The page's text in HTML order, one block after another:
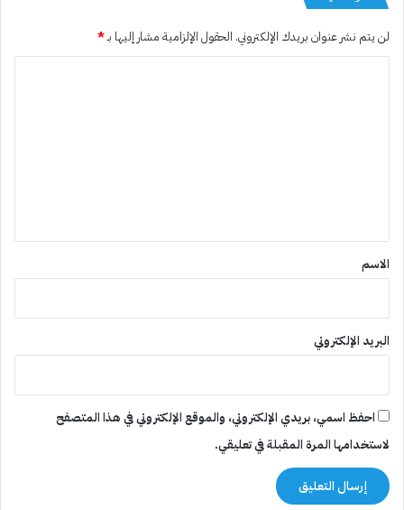
لن يتم نشر عنوان بريدك الإلكتروني. الحقول الإلزامية مشار إليها بـ*
*
الاسم
البريد الإلكتروني
احفظ اسمي، بريدي الإلكتروني، والموقع الإلكتروني في هذا المتصفح
لاستخدامها المرة المقبلة في تعليقي.